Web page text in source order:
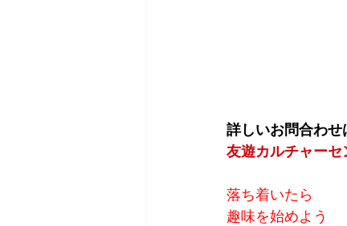
詳しいお問合わせ
友遊カルチャーセ
落ち着いたら
趣味を始めよう